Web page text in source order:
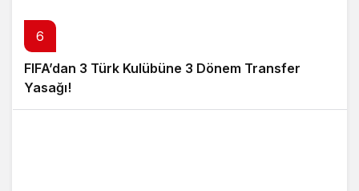
6
FIFA’dan 3 Türk Kulübüne 3 Dönem Transfer
Yasağı!